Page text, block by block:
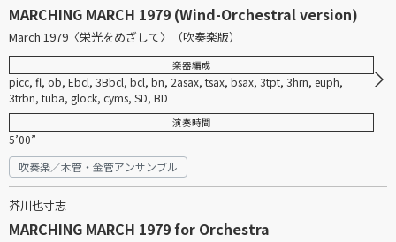
MARCHING MARCH 1979 (Wind-Orchestral version)
March 1979〈栄光をめざして〉（吹奏楽版）
楽器編成
picc, fl, ob, Ebcl, 3Bbcl, bcl, bn, 2asax, tsax, bsax, 3tpt, 3hrn, euph,
3trbn, tuba, glock, cyms, SD, BD
演奏時間
5’00”
吹奏楽／木管・金管アンサンブル
芥川也寸志
MARCHING MARCH 1979 for Orchestra